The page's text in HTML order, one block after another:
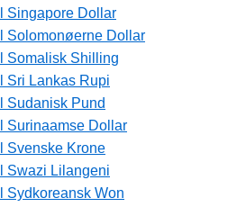
Singapore Dollar
Solomonøerne Dollar
Somalisk Shilling
Sri Lankas Rupi
Sudanisk Pund
Surinaamse Dollar
Svenske Krone
Swazi Lilangeni
Sydkoreansk Won